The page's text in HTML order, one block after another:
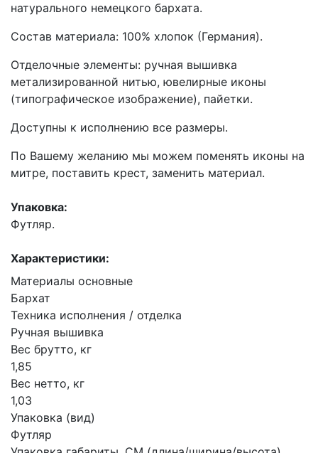
натурального немецкого бархата.
Состав материала: 100% хлопок (Германия).
Отделочные элементы: ручная вышивка
метализированной нитью, ювелирные иконы
(типографическое изображение), пайетки.
Доступны к исполнению все размеры.
По Вашему желанию мы можем поменять иконы на
митре, поставить крест, заменить материал.
Упаковка:
Футляр.
Характеристики:
Материалы основные
Бархат
Техника исполнения / отделка
Ручная вышивка
Вес брутто, кг
1,85
Вес нетто, кг
1,03
Упаковка (вид)
Футляр